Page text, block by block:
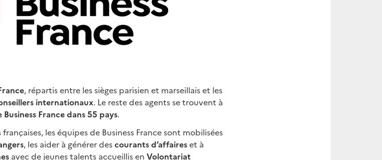
, répartis entre les sièges parisien et marseillais et les
internationaux. Le reste des agents se trouvent à
France dans 55 pays.
les équipes de Business France sont mobilisées
, les aider à générer descourants d’affaireset à
avec de jeunes talents accueillis en Volontariat